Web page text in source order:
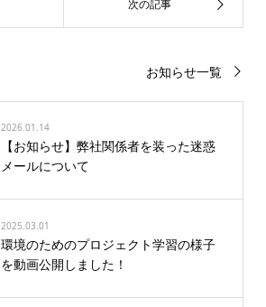
お知らせ一覧
2026.01.14
【お知らせ】弊社関係者を装った迷惑
メールについて
2025.03.01
環境のためのプロジェクト学習の様子
を動画公開しました！